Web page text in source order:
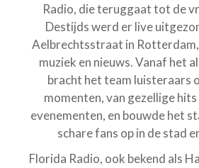
Radio, die teruggaat tot de
Destijds werd er live
Aelbrechtsstraat in
muziek en nieuws. Vanaf het
bracht het team luisteraars
momenten, van gezellige
evenementen, en bouwde het
schare fans op in de stad
Florida Radio, ook bekend als